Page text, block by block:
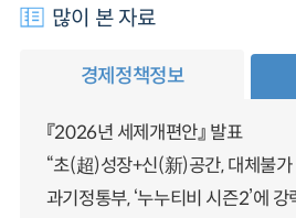
많이 본 자료
경제정책정보
『2026년 세제개편안』 발표
“초(超)성장+신(新)공간, 대체불가
과기정통부, ‘누누티비 시즌2’에